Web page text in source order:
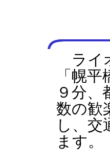
ライ
「幌
９分、
数の歓
し、交
ます。